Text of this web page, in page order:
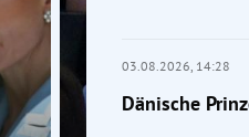
03.08.2026, 14:28
Dänische